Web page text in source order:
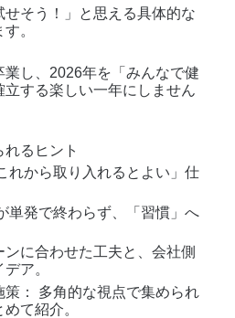
せそう！」と思える具体的な
。
し、2026年を「みんなで健
する楽しい一年にしません
るヒント
れから取り入れるとよい」仕
単発で終わらず、「習慣」へ
に合わせた工夫と、会社側
ア。
策： 多角的な視点で集められ
て紹介。